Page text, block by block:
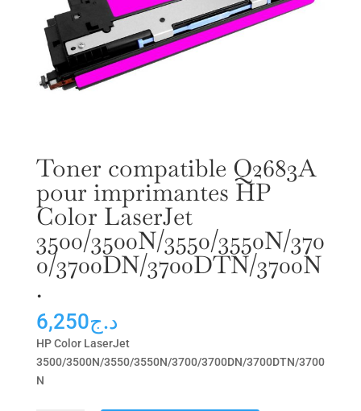
Toner compatible Q2683A
pour imprimantes HP
Color LaserJet
3500/3500N/3550/3550N/370
0/3700DN/3700DTN/3700N
.
د.ج6,250
HP Color LaserJet
3500/3500N/3550/3550N/3700/3700DN/3700DTN/3700
N